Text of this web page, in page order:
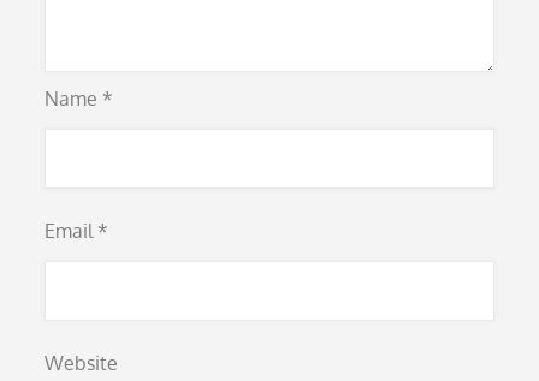
Name *
Email *
Website